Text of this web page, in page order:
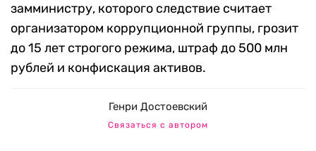
замминистру, которого следствие считает
организатором коррупционной группы, грозит
до 15 лет строгого режима, штраф до 500 млн
рублей и конфискация активов.
Генри Достоевский
Связаться с автором